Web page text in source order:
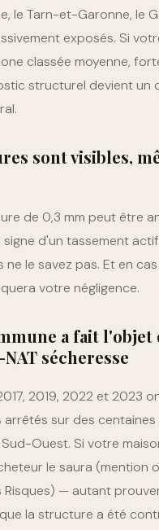
le Tarn-et-Garonne, le
exposés. Si
classée moyenne,
structurel devient un
sont visibles,
de 0,3 mm peut être
d'un tassement
ne le savez pas. Et en
votre négligence.
a fait l'objet
sécheresse
2019, 2022 et 2023
arrêtés sur des centaines
Ouest. Si votre
le saura (mention
Risques) — autant
la structure a été